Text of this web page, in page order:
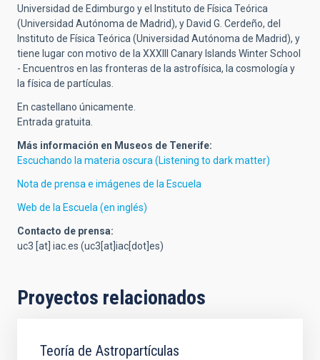
Universidad de Edimburgo y el Instituto de Física Teórica
(Universidad Autónoma de Madrid), y David G. Cerdeño, del
Instituto de Física Teórica (Universidad Autónoma de Madrid), y
tiene lugar con motivo de la XXXIII Canary Islands Winter School
- Encuentros en las fronteras de la astrofísica, la cosmología y
la física de partículas.
En castellano únicamente.
Entrada gratuita.
Más información en Museos de Tenerife:
Escuchando la materia oscura (Listening to dark matter)
Nota de prensa e imágenes de la Escuela
Web de la Escuela (en inglés)
Contacto de prensa:
uc3 [at] iac.es (uc3[at]iac[dot]es)
Proyectos relacionados
Teoría de Astropartículas